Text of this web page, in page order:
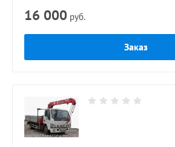
16 000 руб.
Заказ